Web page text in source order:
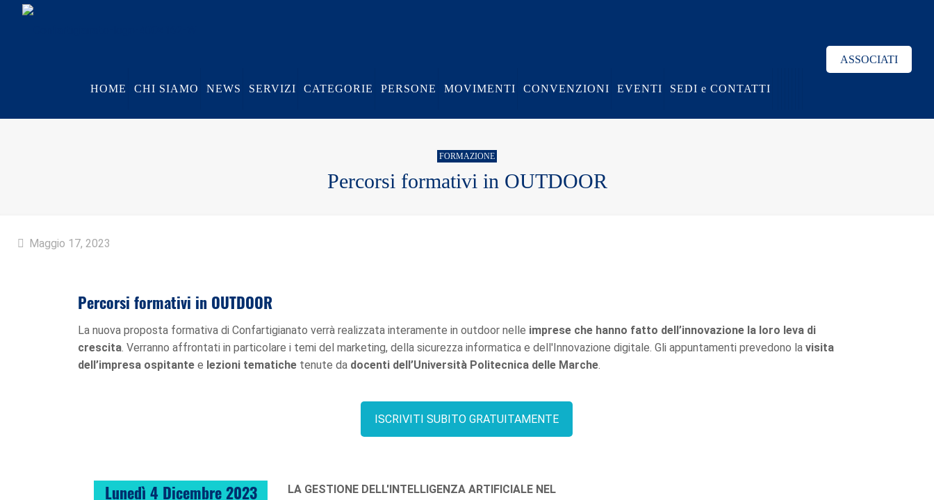
HOME CHI SIAMO NEWS SERVIZI CATEGORIE PERSONE MOVIMENTI CONVENZIONI EVENTI SEDI e CONTATTI
ASSOCIATI
FORMAZIONE
Percorsi formativi in OUTDOOR
Maggio 17, 2023
Percorsi formativi in OUTDOOR
La nuova proposta formativa di Confartigianato verrà realizzata interamente in outdoor nelle imprese che hanno fatto dell’innovazione la loro leva di
crescita. Verranno affrontati in particolare i temi del marketing, della sicurezza informatica e dell'Innovazione digitale. Gli appuntamenti prevedono la visita
dell’impresa ospitante e lezioni tematiche tenute da docenti dell’Università Politecnica delle Marche.
ISCRIVITI SUBITO GRATUITAMENTE
Lunedì 4 Dicembre 2023
LA GESTIONE DELL'INTELLIGENZA ARTIFICIALE NEL